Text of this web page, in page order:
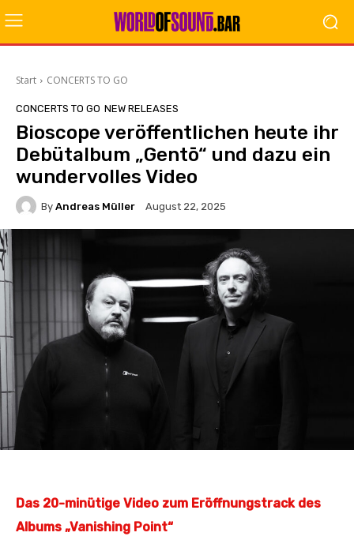
Start CONCERTS TO GO
CONCERTS TO GO NEW RELEASES
Bioscope veröffentlichen heute ihr
Debütalbum „Gentō“ und dazu ein
wundervolles Video
By Andreas Müller August 22, 2025
Das 20-minütige Video zum Eröffnungstrack des
Albums „Vanishing Point“